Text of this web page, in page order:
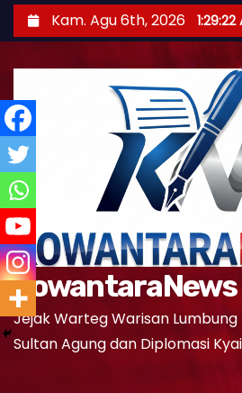
k
t
o
n
e
t
Kam. Agu 6th, 2026 1:29:24
KowantaraNews
Jejak Warteg Warisan
Sultan Agung dan Diplomasi